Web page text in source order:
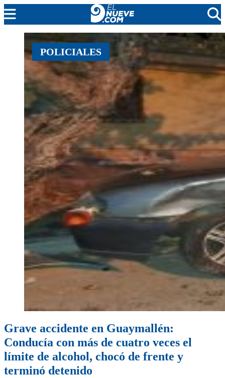
MENDOZA
CADA DÍA
ARGENTINA
NOTICIERO 9
PROTAGONISTAS
EL NUEVE STREAMS
PROGRAMACIÓN
EN VIVO
POLICIALES
Grave accidente en Guaymallén:
Conducía con más de cuatro veces el
límite de alcohol, chocó de frente y
terminó detenido